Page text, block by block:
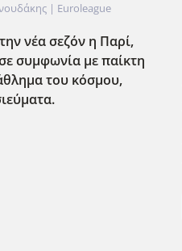
| Euroleague
νέα σεζόν η Παρί,
συμφωνία με παίκτη
του κόσμου,